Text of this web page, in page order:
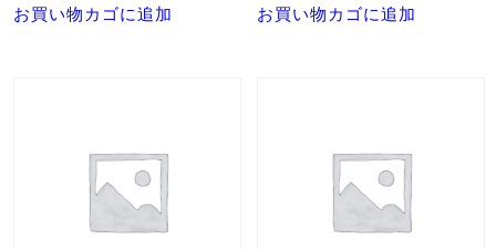
お買い物カゴに追加 お買い物カゴに追加